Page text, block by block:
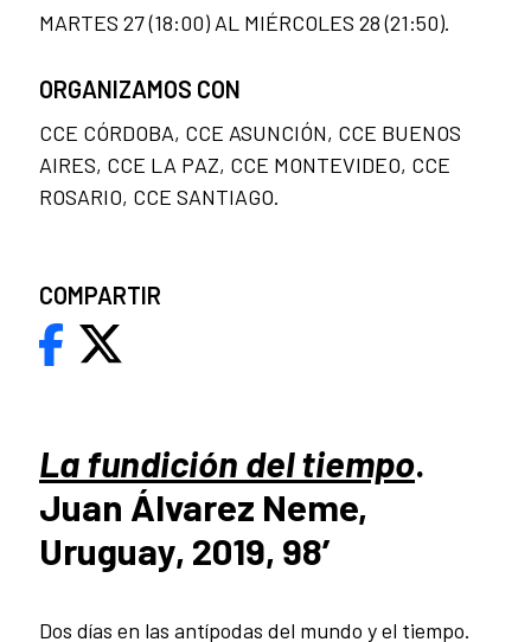
La fundición del tiempo.
Juan Álvarez Neme,
Uruguay, 2019, 98’
Dos días en las antípodas del mundo y el tiempo.
MARTES 27 (18:00) AL MIÉRCOLES 28 (21:50).
ORGANIZAMOS CON
CCE CÓRDOBA, CCE ASUNCIÓN, CCE BUENOS
AIRES, CCE LA PAZ, CCE MONTEVIDEO, CCE
ROSARIO, CCE SANTIAGO.
COMPARTIR